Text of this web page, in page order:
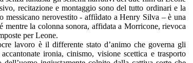
recitazione e montaggio sono del tutto ordinari e la
messicano nerovestito - affiìdato a Henry Silva – è una
mentre la colonna sonora, affidata a Morricone, rievoca
per Leone.
lavoro è il differente stato d’animo che governa gli
ironia, cinismo, visione scettica e trasporto